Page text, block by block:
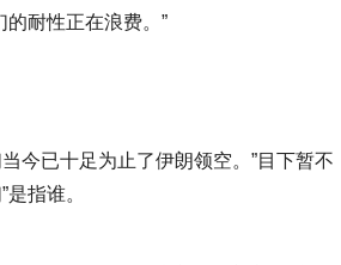
的耐性正在浪费。”
今已十足为止了伊朗领空。”目下暂不
指谁。